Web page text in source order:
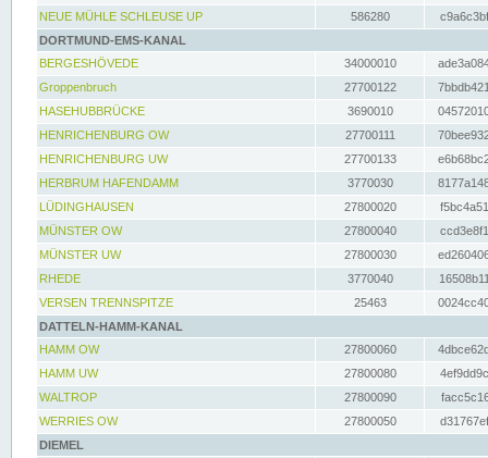
NEUE MÜHLE SCHLEUSE UP
586280
DORTMUND-EMS-KANAL
BERGESHÖVEDE
34000010
Groppenbruch
27700122
HASEHUBBRÜCKE
3690010
HENRICHENBURG OW
27700111
HENRICHENBURG UW
27700133
HERBRUM HAFENDAMM
3770030
LÜDINGHAUSEN
27800020
MÜNSTER OW
27800040
MÜNSTER UW
27800030
RHEDE
3770040
VERSEN TRENNSPITZE
25463
DATTELN-HAMM-KANAL
HAMM OW
27800060
HAMM UW
27800080
WALTROP
27800090
WERRIES OW
27800050
DIEMEL